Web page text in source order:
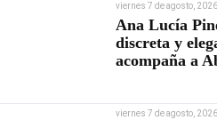
viernes 7 de agosto, 2026
Ana Lucía
discreta y
acompaña a
viernes 7 de agosto, 2026